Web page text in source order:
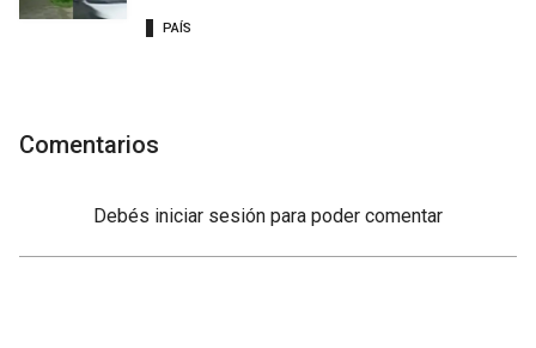
PAÍS
Comentarios
Debés iniciar sesión para poder comentar